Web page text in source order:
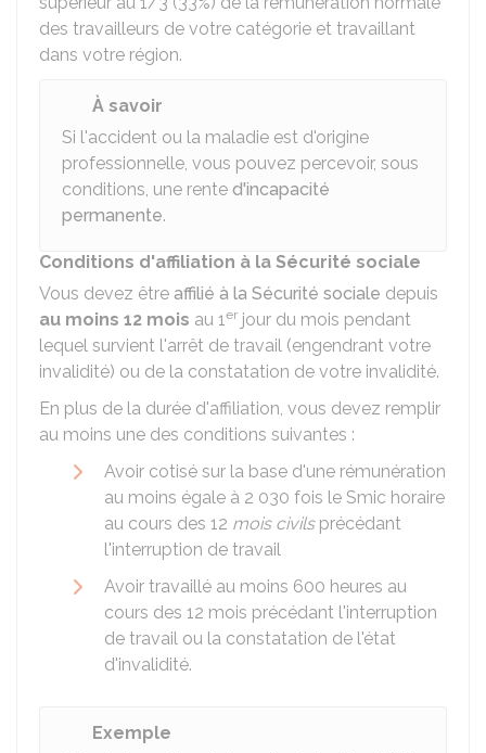
des travailleurs de votre catégorie et travaillant
dans votre région.
À savoir
Si l'accident ou la maladie est d'origine
professionnelle, vous pouvez percevoir, sous
conditions, une rente d'incapacité
permanente.
Conditions d'affiliation à la Sécurité sociale
Vous devez être affilié à la Sécurité sociale depuis
au moins 12 mois au 1er jour du mois pendant
lequel survient l'arrêt de travail (engendrant votre
invalidité) ou de la constatation de votre invalidité.
En plus de la durée d'affiliation, vous devez remplir
au moins une des conditions suivantes :
Avoir cotisé sur la base d'une rémunération
au moins égale à 2 030 fois le Smic horaire
au cours des 12 mois civilsprécédant
l'interruption de travail
Avoir travaillé au moins 600 heures au
cours des 12 mois précédant l'interruption
de travail ou la constatation de l'état
d'invalidité.
Exemple